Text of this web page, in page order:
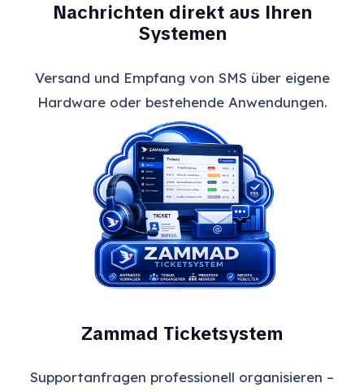
Nachrichten direkt aus Ihren
Systemen
Versand und Empfang von SMS über eigene
Hardware oder bestehende Anwendungen.
Zammad Ticketsystem
Supportanfragen professionell organisieren –